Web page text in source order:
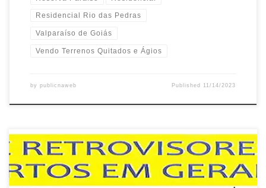
Residencial Rio das Pedras
Valparaíso de Goiás
Vendo Terrenos Quitados e Ágios
by publicnaweb Published 11/14/2023
Chevrolet e Ford, conserto de retrovisores e máquinas de vidro,